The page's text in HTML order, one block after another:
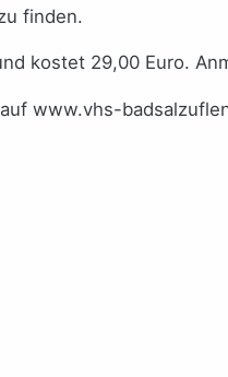
finden.
kostet 29,00 Euro.
www.vhs-